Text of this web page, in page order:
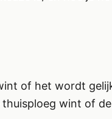
of het wordt
wint of